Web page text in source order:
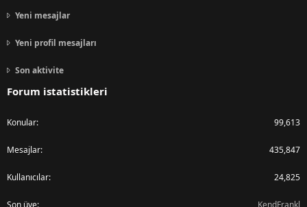
Yeni mesajlar
Yeni profil mesajları
Son aktivite
Forum istatistikleri
Konular 99,613
Mesajlar 435,847
Kullanıcılar 24,825
Son üye KendFrankl